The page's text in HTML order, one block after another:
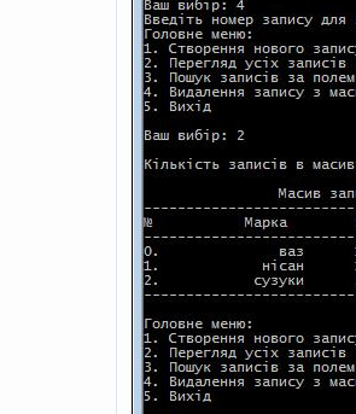
else
    printf
(
    printf
("\n");